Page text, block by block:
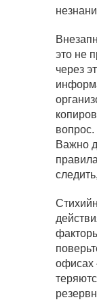
это не
через
вопрос.
Важно
офисах